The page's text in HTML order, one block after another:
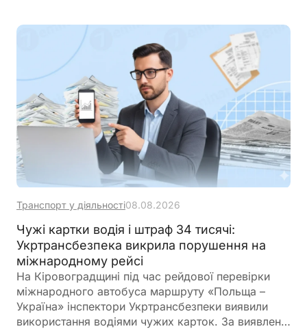
Транспорт у діяльності08.08.2026
Чужі картки водія і штраф 34 тисячі:
Укртрансбезпека викрила порушення на
міжнародному рейсі
На Кіровоградщині під час рейдової перевірки
міжнародного автобуса маршруту «Польща –
Україна» інспектори Укртрансбезпеки виявили
використання водіями чужих карток. За виявлене